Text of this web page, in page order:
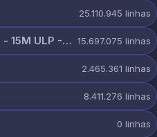
25.110.945 linhas
[TELEGRAM]-@Primo_Cloud - 15M ULP - 8 AUG.txt 15.697.075 linhas
2.465.361 linhas
8.411.276 linhas
0 linhas